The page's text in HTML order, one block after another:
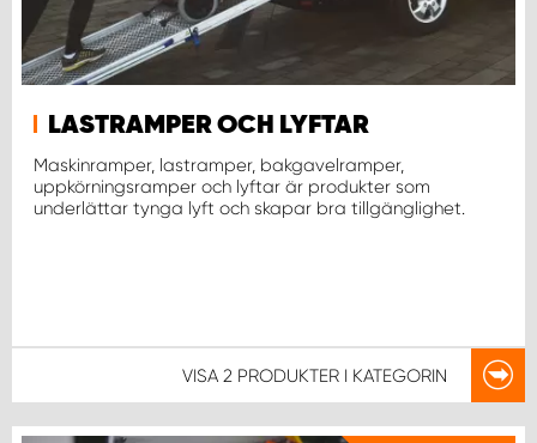
LASTRAMPER OCH LYFTAR
Maskinramper, lastramper, bakgavelramper,
uppkörningsramper och lyftar är produkter som
underlättar tynga lyft och skapar bra tillgänglighet.
VISA 2 PRODUKTER I KATEGORIN